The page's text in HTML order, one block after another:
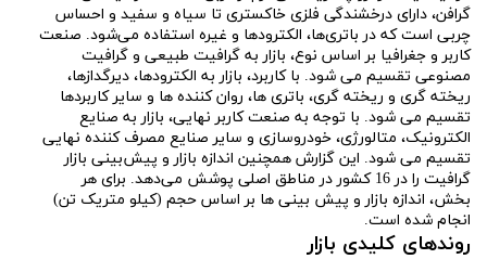
گرافن، دارای درخشندگی فلزی خاکستری تا سیاه و سفید و احساس
چربی است که در باتری‌ها، الکترودها و غیره استفاده می‌شود. صنعت
کاربر و جغرافیا بر اساس نوع، بازار به گرافیت طبیعی و گرافیت
مصنوعی تقسیم می شود. با کاربرد، بازار به الکترودها، دیرگدازها،
ریخته گری و ریخته گری، باتری ها، روان کننده ها و سایر کاربردها
تقسیم می شود. با توجه به صنعت کاربر نهایی، بازار به صنایع
الکترونیک، متالورژی، خودروسازی و سایر صنایع مصرف کننده نهایی
تقسیم می شود. این گزارش همچنین اندازه بازار و پیش‌بینی بازار
گرافیت را در 16 کشور در مناطق اصلی پوشش می‌دهد. برای هر
بخش، اندازه بازار و پیش بینی ها بر اساس حجم (کیلو متریک تن)
انجام شده است.
روندهای کلیدی بازار